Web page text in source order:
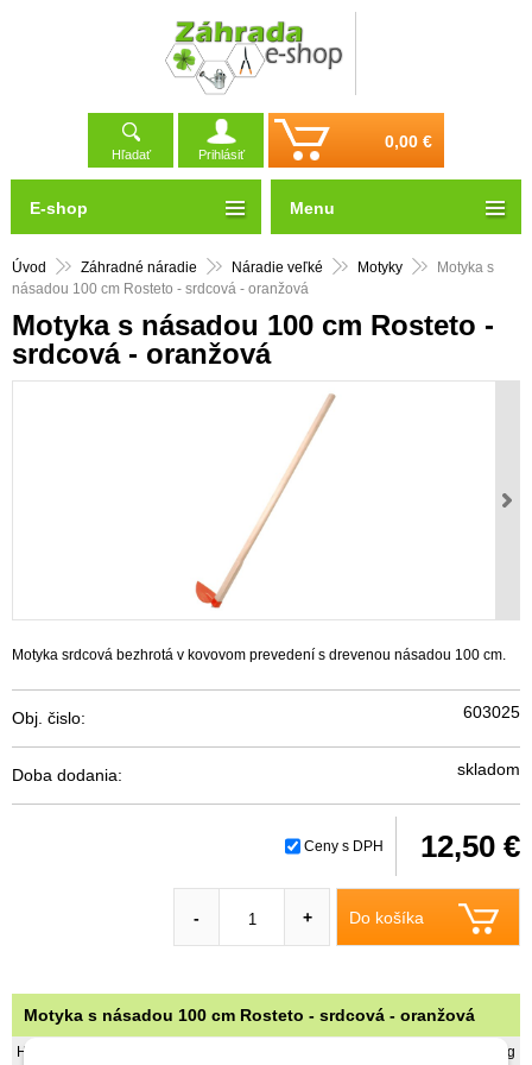
Hľadať Prihlásiť
0,00 €
Úvod Záhradné náradie Náradie veľké Motyky
Motyka s
násadou 100 cm Rosteto - srdcová - oranžová
Motyka s násadou 100 cm Rosteto -
srdcová - oranžová
Motyka srdcová bezhrotá v kovovom prevedení s drevenou násadou 100 cm.
Obj. čislo: 603025
Doba dodania: skladom
Ceny s DPH 12,50 €
Do košíka
- +
Motyka s násadou 100 cm Rosteto - srdcová - oranžová
Hmotnosť 1 kg
E-shop Menu